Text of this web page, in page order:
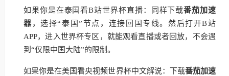
如果你是在泰国看B站世界杯直播：同样下载番茄加速
器，选择“泰国”节点，连接回国专线。然后打开B站
APP，进入世界杯专区，就能观看直播或者回放，不会遇
到“仅限中国大陆”的限制。
如果你是在美国看央视频世界杯中文解说：下载番茄加速